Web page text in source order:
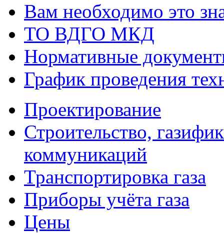
Вам необходимо это
ТО ВДГО МКД
Нормативные
График проведения
Проектирование
Строительство,
коммуникаций
Транспортировка газа
Приборы учёта газа
Цены